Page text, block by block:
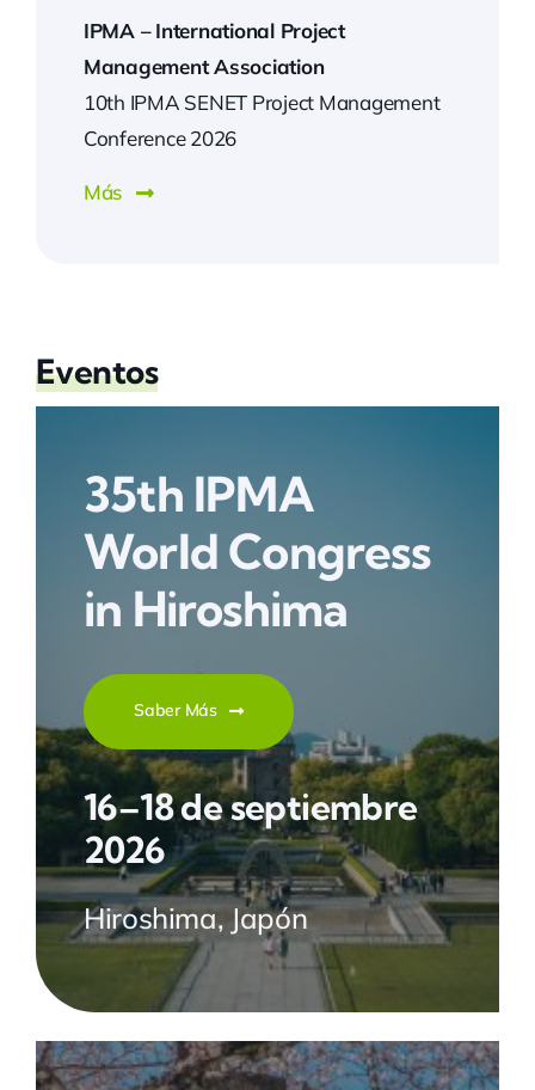
IPMA – International Project
Management Association
10th IPMA SENET Project Management
Conference 2026
Más
Eventos
35th IPMA
World Congress
in Hiroshima
Saber Más
16–18 de septiembre
2026
Hiroshima, Japón